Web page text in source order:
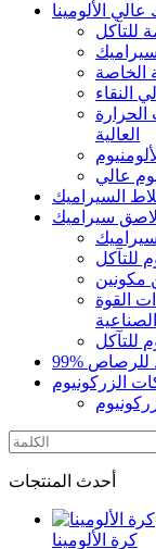
الألومينا
للتآكل
الخاصة
النقاء
الحرارة
العالية
عالي
السيراميك
لاصق سيراميك
للتآكل
مكونين
القوة
الصناعية
للتآكل
للرصاص
الزركونيوم
أحدث المنتجات
كرة الألومينا